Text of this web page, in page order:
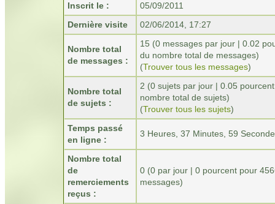
Inscrit le :
05/09/2011
Dernière visite
02/06/2014, 17:27
Nombre total
de messages :
15 (0 messages par jour | 0.02
du nombre total de messages)
(Trouver tous les messages)
Nombre total
de sujets :
2 (0 sujets par jour | 0.05
nombre total de sujets)
(Trouver tous les sujets)
Temps passé
en ligne :
3 Heures, 37 Minutes, 59
Nombre total
de
remerciements
reçus :
0 (0 par jour | 0 pourcent pour
messages)